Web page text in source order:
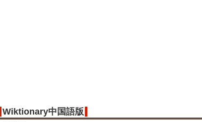
Wiktionary中国語版